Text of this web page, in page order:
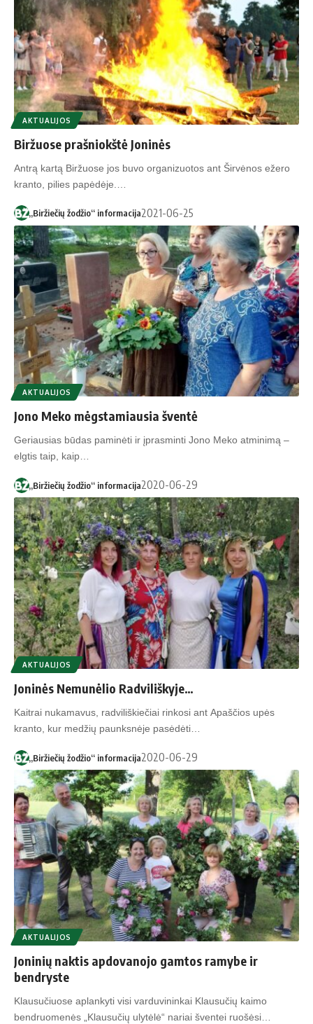
AKTUALIJOS
Biržuose prašniokštė Joninės
Antrą kartą Biržuose jos buvo organizuotos ant Širvėnos ežero
kranto, pilies papėdėje.…
„Biržiečių žodžio“ informacija2021-06-25
AKTUALIJOS
Jono Meko mėgstamiausia šventė
Geriausias būdas paminėti ir įprasminti Jono Meko atminimą –
elgtis taip, kaip…
„Biržiečių žodžio“ informacija2020-06-29
AKTUALIJOS
Joninės Nemunėlio Radviliškyje…
Kaitrai nukamavus, radviliškiečiai rinkosi ant Apaščios upės
kranto, kur medžių paunksnėje pasėdėti…
„Biržiečių žodžio“ informacija2020-06-29
AKTUALIJOS
Joninių naktis apdovanojo gamtos ramybe ir
bendryste
Klausučiuose aplankyti visi varduvininkai Klausučių kaimo
bendruomenės „Klausučių ulytėlė“ nariai šventei ruošėsi…